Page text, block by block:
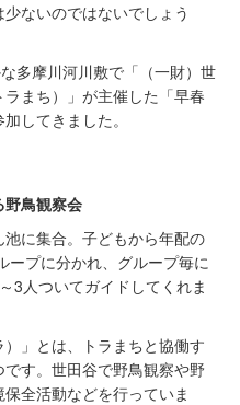
ないのではないでしょう
多摩川河川敷で「（一財）世
まち）」が主催した「早春
してきました。
野鳥観察会
に集合。子どもから年配の
ープに分かれ、グループ毎に
3人ついてガイドしてくれま
）」とは、トラまちと協働す
す。世田谷で野鳥観察や野
全活動などを行っていま